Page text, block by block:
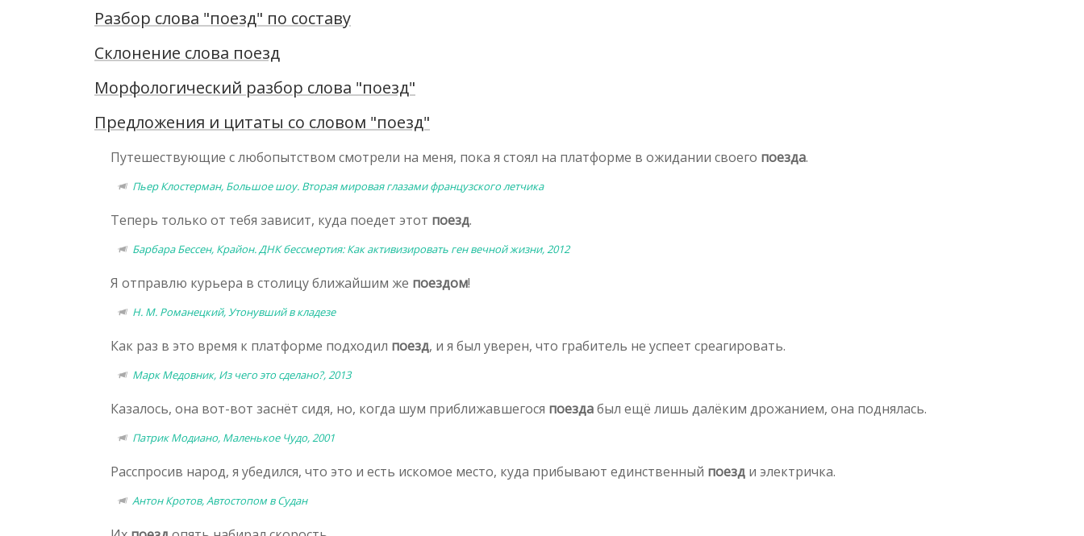
Разбор слова "поезд" по составу
Склонение слова поезд
Морфологический разбор слова "поезд"
Предложения и цитаты со словом "поезд"
Путешествующие с любопытством смотрели на меня, пока я стоял на платформе в ожидании своего поезда.
Пьер Клостерман, Большое шоу. Вторая мировая глазами французского летчика
Теперь только от тебя зависит, куда поедет этот поезд.
Барбара Бессен, Крайон. ДНК бессмертия: Как активизировать ген вечной жизни, 2012
Я отправлю курьера в столицу ближайшим же поездом!
Н. М. Романецкий, Утонувший в кладезе
Как раз в это время к платформе подходил поезд, и я был уверен, что грабитель не успеет среагировать.
Марк Медовник, Из чего это сделано?, 2013
Казалось, она вот-вот заснёт сидя, но, когда шум приближавшегося поездабыл ещё лишь далёким дрожанием, она поднялась.
Патрик Модиано, Маленькое Чудо, 2001
Расспросив народ, я убедился, что это и есть искомое место, куда прибывают единственный поезд и электричка.
Антон Кротов, Автостопом в Судан